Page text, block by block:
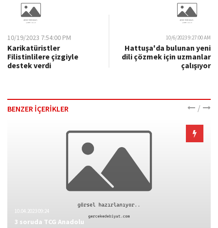
10/19/2023 7:54:00 PM
Karikatüristler
Filistinlilere çizgiyle
destek verdi
10/6/2023 9:27:00 AM
Hattuşa'da bulunan yeni
dili çözmek için uzmanlar
çalışıyor
BENZER İÇERİKLER /
10.04.2023 09:24
3 soruda TCG Anadolu